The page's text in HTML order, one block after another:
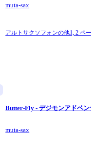
muta-sax
アルトサクソフォンの他1,2 ペー
Butter-Fly - デジモンアドベン
muta-sax